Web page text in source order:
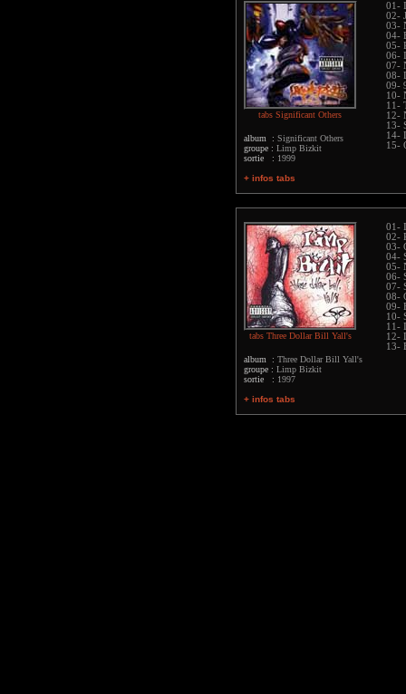
tabs Significant Others
album : Significant Others
groupe : Limp Bizkit
sortie : 1999
+ infos tabs
01-
02-
03-
04-
05-
06-
07-
08-
09-
10-
11-
12-
13-
14-
15-
tabs Three Dollar Bill Yall's
album : Three Dollar Bill Yall's
groupe : Limp Bizkit
sortie : 1997
+ infos tabs
01-
02-
03-
04-
05-
06-
07-
08-
09-
10-
11-
12-
13-